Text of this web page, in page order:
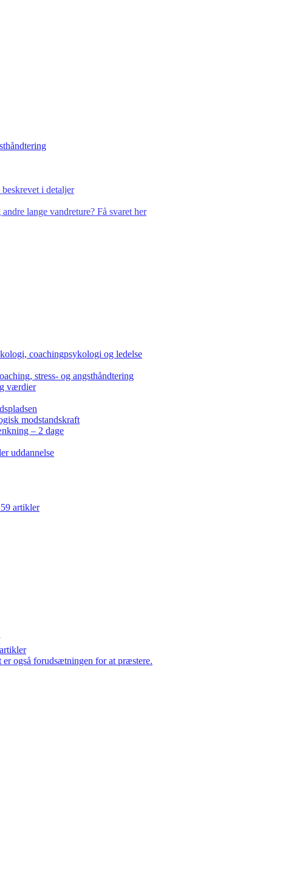
i detaljer
lange vandreture? Få svaret her
coachingpsykologi og ledelse
stress- og angsthåndtering
værdier
modstandskraft
– 2 dage
uddannelse
artikler
også forudsætningen for at præstere.